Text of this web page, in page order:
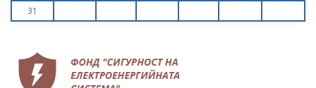
31